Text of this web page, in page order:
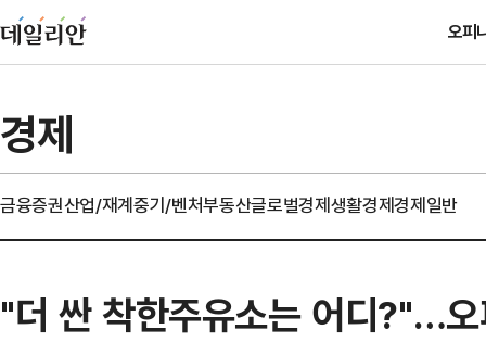
오피
경제
금융증권산업/재계중기/벤처부동산글로벌경제생활경제경제일반
"더 싼 착한주유소는 어디?"…